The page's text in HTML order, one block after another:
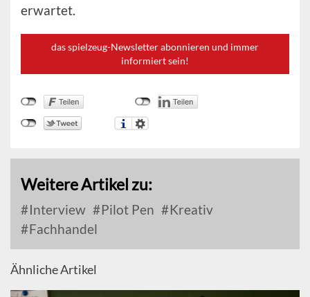
erwartet.
das spielzeug-Newsletter abonnieren und immer
informiert sein!
Weitere Artikel zu:
Interview Pilot Pen
Kreativ
Fachhandel
Ähnliche Artikel